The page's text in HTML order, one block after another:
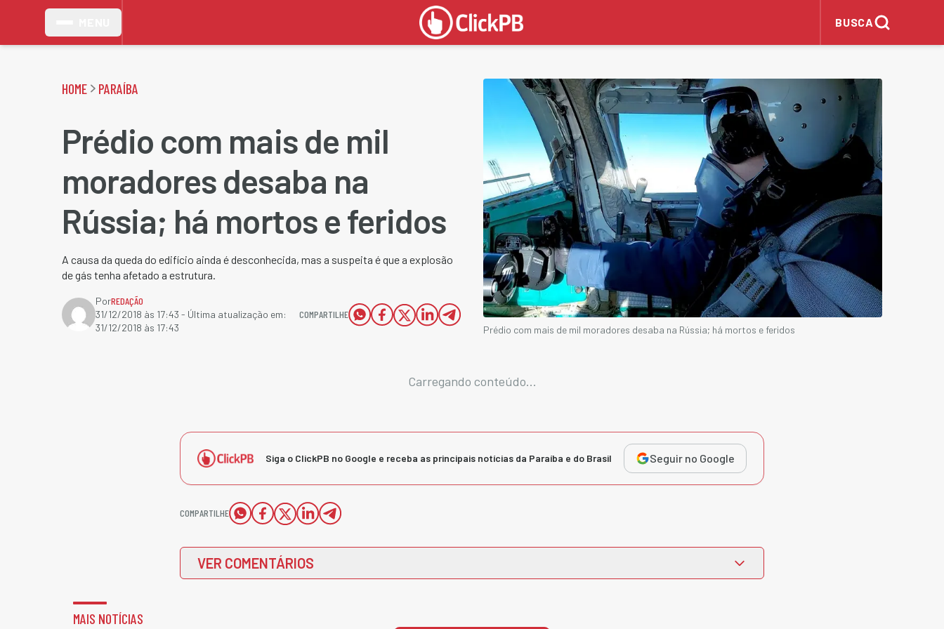
BUSCA
HOME PARAÍBA
Prédio com mais de mil
moradores desaba na
Rússia; há mortos e feridos
A causa da queda do edifício ainda é desconhecida, mas a suspeita é que a explosão
de gás tenha afetado a estrutura.
PorREDAÇÃO
31/12/2018 às 17:43 - Última atualização em:
31/12/2018 às 17:43
COMPARTILHE
Prédio com mais de mil moradores desaba na Rússia; há mortos e feridos
Carregando conteúdo...
Siga o ClickPB no Google e receba as principais notícias da Paraíba e do Brasil Seguir no Google
COMPARTILHE
VER COMENTÁRIOS
MAIS NOTÍCIAS